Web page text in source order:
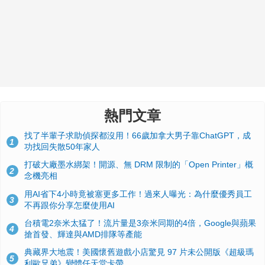
熱門文章
1
找了半輩子求助偵探都沒用！66歲加拿大男子靠ChatGPT，成
功找回失散50年家人
2
打破大廠墨水綁架！開源、無 DRM 限制的「Open Printer」概
念機亮相
3
用AI省下4小時竟被塞更多工作！過來人曝光：為什麼優秀員工
不再跟你分享怎麼使用AI
4
台積電2奈米太猛了！流片量是3奈米同期的4倍，Google與蘋果
搶首發、輝達與AMD排隊等產能
5
典藏界大地震！美國懷舊遊戲小店驚見 97 片未公開版《超級瑪